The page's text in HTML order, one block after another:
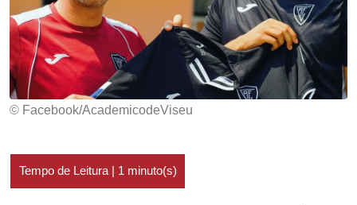
© Facebook/AcademicodeViseu